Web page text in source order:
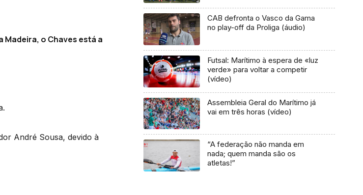
Madeira, o Chaves está a
André Sousa, devido à
CAB defronta o Vasco da Gama
no play-off da Proliga (áudio)
Futsal: Marítimo à espera de «luz
verde» para voltar a competir
(vídeo)
Assembleia Geral do Marítimo já
vai em três horas (vídeo)
“A federação não manda em
nada; quem manda são os
atletas!”